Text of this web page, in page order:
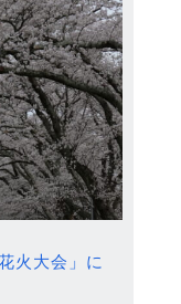
火大会」に